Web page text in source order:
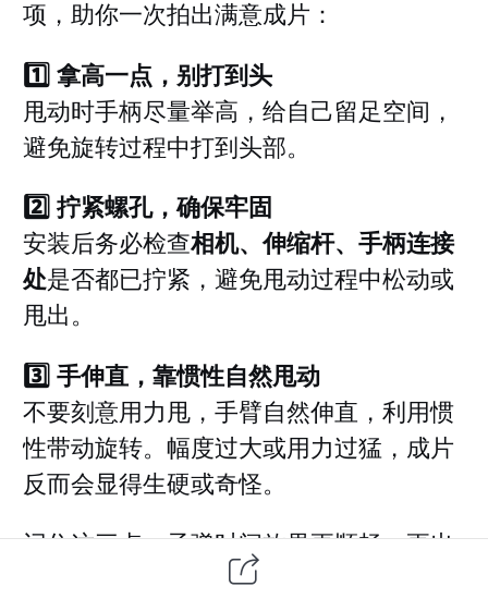
项，助你一次拍出满意成片：
1️⃣ 拿高一点，别打到头
甩动时手柄尽量举高，给自己留足空间，
避免旋转过程中打到头部。
2️⃣ 拧紧螺孔，确保牢固
安装后务必检查相机、伸缩杆、手柄连接
处是否都已拧紧，避免甩动过程中松动或
甩出。
3️⃣ 手伸直，靠惯性自然甩动
不要刻意用力甩，手臂自然伸直，利用惯
性带动旋转。幅度过大或用力过猛，成片
反而会显得生硬或奇怪。
记住这三点，子弹时间效果更顺畅、更出